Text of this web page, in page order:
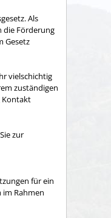
Als
die Förderung
Gesetz
vielschichtig
zuständigen
Kontakt
zur
für ein
Rahmen